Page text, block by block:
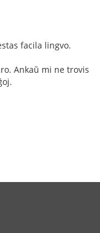
facila lingvo.
Ankaŭ mi ne trovis